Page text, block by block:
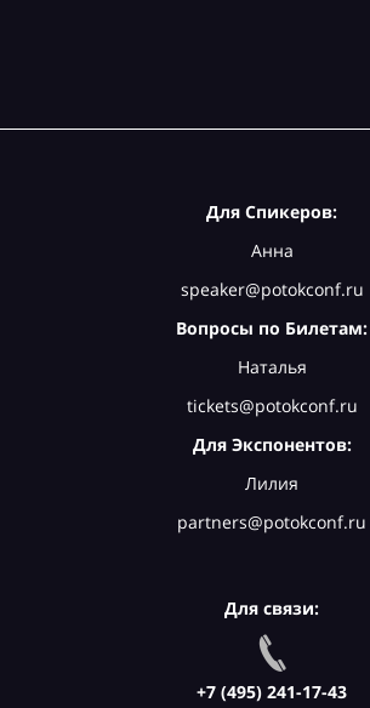
Для Спикеров:
Анна
speaker@potokconf.ru
Вопросы по Билетам:
Наталья
tickets@potokconf.ru
Для Экспонентов:
Лилия
partners@potokconf.ru
Для связи:
+7 (495) 241-17-43